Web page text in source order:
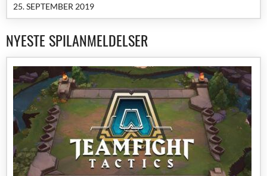
25. SEPTEMBER 2019
NYESTE SPILANMELDELSER